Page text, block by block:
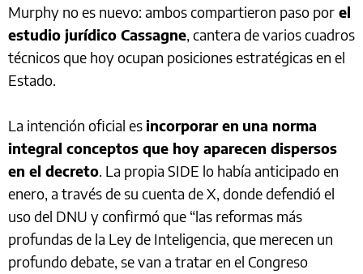
Murphy no es nuevo: ambos compartieron paso por el
estudio jurídico Cassagne, cantera de varios cuadros
técnicos que hoy ocupan posiciones estratégicas en el
Estado.
La intención oficial esincorporar en una norma
integral conceptos que hoy aparecen dispersos
en el decreto. La propia SIDE lo había anticipado en
enero, a través de su cuenta de X, donde defendió el
uso del DNU y confirmó que “las reformas más
profundas de la Ley de Inteligencia, que merecen un
profundo debate, se van a tratar en el Congreso